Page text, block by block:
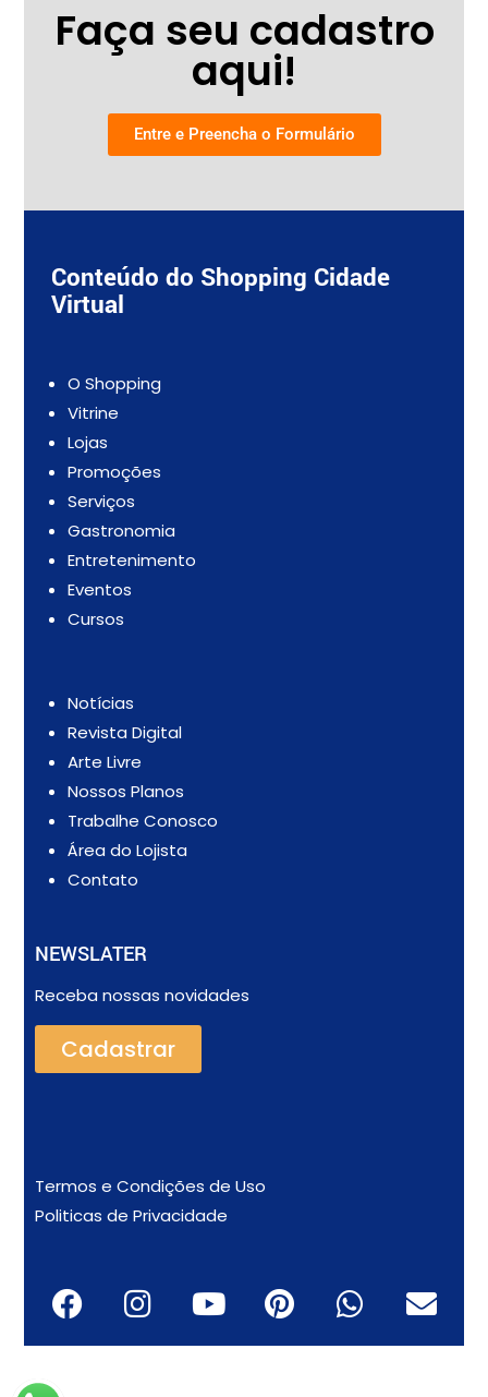
Faça seu cadastro
aqui!
Entre e Preencha o Formulário
Conteúdo do Shopping Cidade
Virtual
O Shopping
Vitrine
Lojas
Promoções
Serviços
Gastronomia
Entretenimento
Eventos
Cursos
Notícias
Revista Digital
Arte Livre
Nossos Planos
Trabalhe Conosco
Área do Lojista
Contato
NEWSLATER
Receba nossas novidades
Cadastrar
Termos e Condições de Uso
Politicas de Privacidade